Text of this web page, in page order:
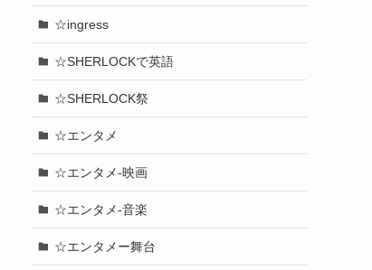
☆ingress
☆SHERLOCKで英語
☆SHERLOCK祭
☆エンタメ
☆エンタメ-映画
☆エンタメ-音楽
☆エンタメー舞台